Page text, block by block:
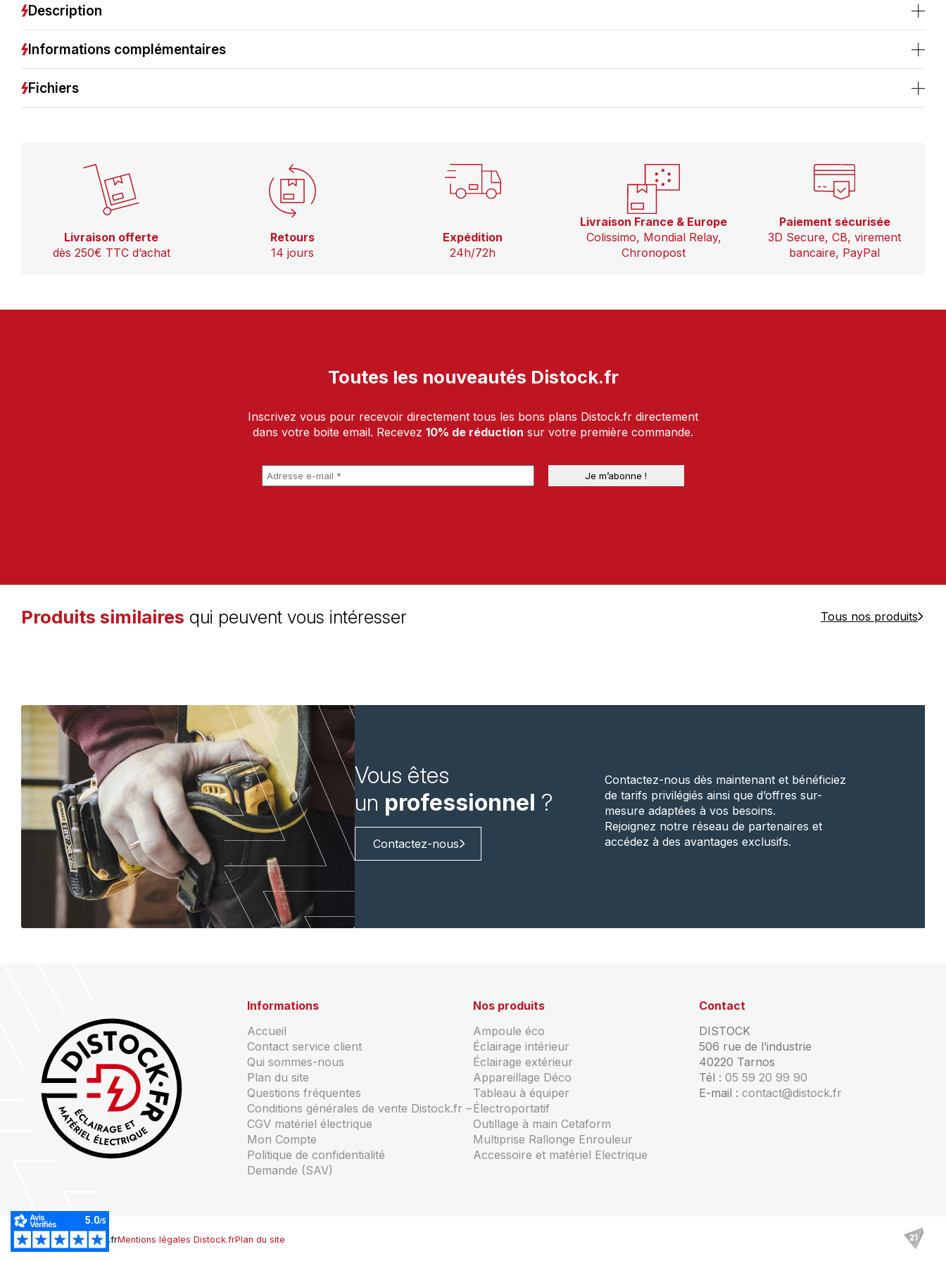
Description
Informations complémentaires
Fichiers
Livraison offerte
dès 250€ TTC d’achat
Retours
14 jours
Expédition
24h/72h
Livraison France & Europe
Colissimo, Mondial Relay,
Chronopost
Paiement sécurisée
3D Secure, CB, virement
bancaire, PayPal
Toutes les nouveautés Distock.fr
Inscrivez vous pour recevoir directement tous les bons plans Distock.fr directement
dans votre boite email. Recevez 10% de réduction sur votre première commande.
Produits similaires qui peuvent vous intéresser Tous nos produits
Vous êtes
un professionnel ?
Contactez-nous
Contactez-nous dès maintenant et bénéficiez
de tarifs privilégiés ainsi que d’offres sur-
mesure adaptées à vos besoins.
Rejoignez notre réseau de partenaires et
accédez à des avantages exclusifs.
Informations
Accueil
Contact service client
Qui sommes-nous
Plan du site
Questions fréquentes
Conditions générales de vente Distock.fr –
CGV matériel électrique
Mon Compte
Politique de confidentialité
Demande (SAV)
Nos produits
Ampoule éco
Éclairage intérieur
Éclairage extérieur
Appareillage Déco
Tableau à équiper
Électroportatif
Outillage à main Cetaform
Multiprise Rallonge Enrouleur
Accessoire et matériel Electrique
Contact
DISTOCK
506 rue de l’industrie
40220 Tarnos
Tél : 05 59 20 99 90
E-mail : contact@distock.fr
© Copyright Distock.frMentions légales Distock.frPlan du site